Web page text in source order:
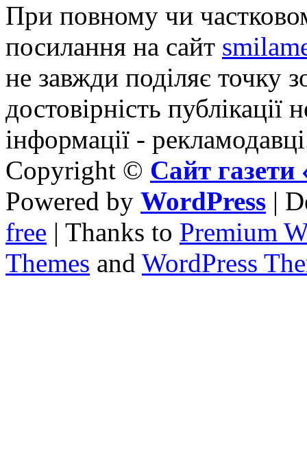
При повному чи
посилання на сайт
не завжди поділяє точку
достовірність публікації
інформації -
Copyright © Сайт
Powered by WordPress |
free | Thanks to Premium
Themes and WordPress